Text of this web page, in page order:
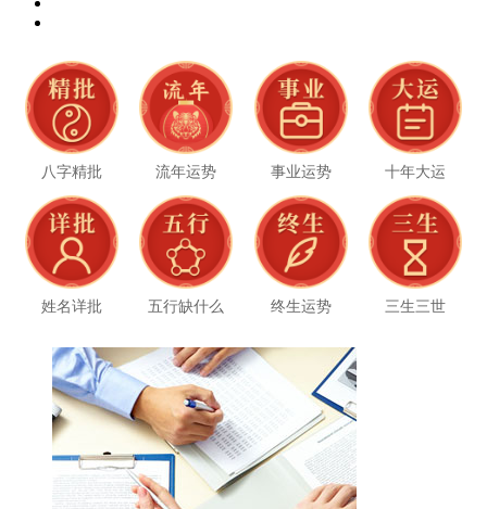
八字精批 流年运势 事业运势 十年大运
姓名详批 五行缺什么 终生运势 三生三世